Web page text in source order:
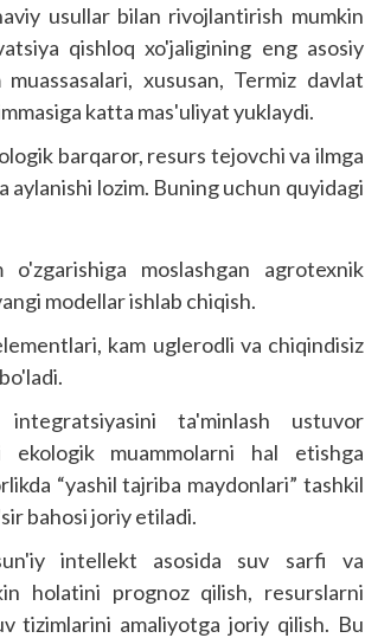
usullar bilan rivojlantirish mumkin
qishloq xo'jaligining eng asosiy
xususan, Termiz davlat
katta mas'uliyat yuklaydi.
barqaror, resurs tejovchi va ilmga
aylanishi lozim. Buning uchun quyidagi
moslashgan agrotexnik
modellar ishlab chiqish.
kam uglerodli va chiqindisiz
integratsiyasini ta'minlash ustuvor
muammolarni hal etishga
“yashil tajriba maydonlari” tashkil
bahosi joriy etiladi.
intellekt asosida suv sarfi va
holatini prognoz qilish, resurslarni
tizimlarini amaliyotga joriy qilish. Bu